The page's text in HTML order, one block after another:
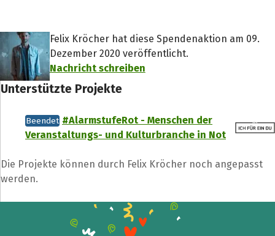
Felix Kröcher hat diese Spendenaktion am 09.
Dezember 2020 veröffentlicht.
Nachricht schreiben
Unterstützte Projekte
Beendet #AlarmstufeRot - Menschen der
Veranstaltungs- und Kulturbranche in Not
Die Projekte können durch Felix Kröcher noch angepasst
werden.